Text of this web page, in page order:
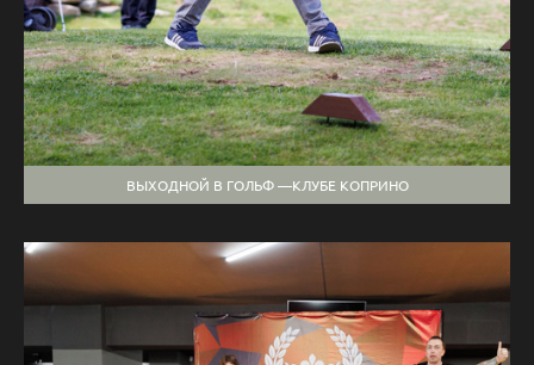
ВЫХОДНОЙ В ГОЛЬФ —КЛУБЕ КОПРИНО